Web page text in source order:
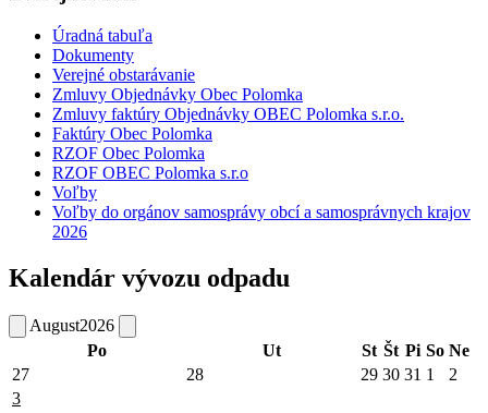
Úradná tabuľa
Dokumenty
Verejné obstarávanie
Zmluvy Objednávky Obec Polomka
Zmluvy faktúry Objednávky OBEC Polomka s.r.o.
Faktúry Obec Polomka
RZOF Obec Polomka
RZOF OBEC Polomka s.r.o
Voľby
Voľby do orgánov samosprávy obcí a samosprávnych krajov
2026
Kalendár vývozu odpadu
August2026
Po
Ut St Št Pi So Ne
27
28 29 30 31 1
2
3